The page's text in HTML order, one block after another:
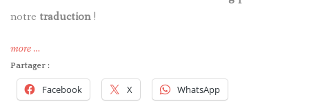
notre traduction!
more« Découvrez
qui
sont
les
…
Partager :
Facebook X WhatsApp